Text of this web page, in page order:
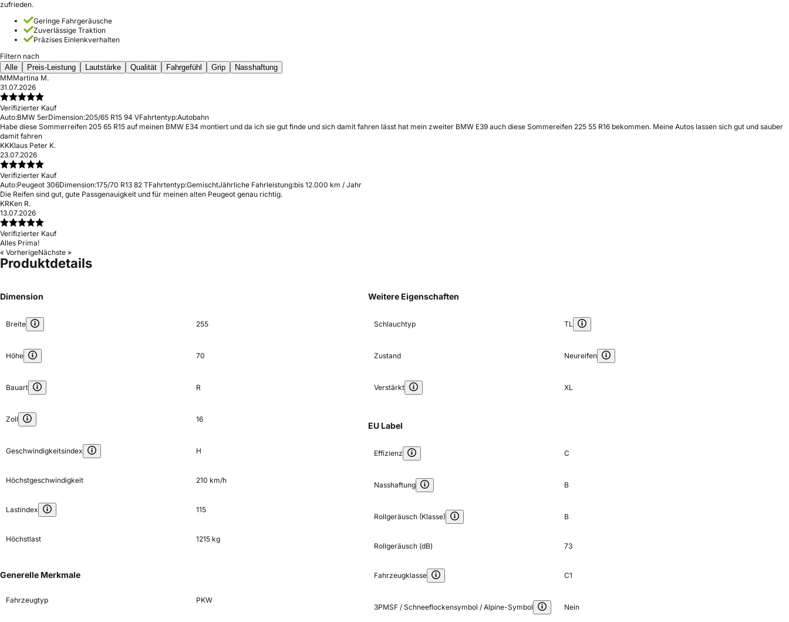
zufrieden.
Geringe Fahrgeräusche
Zuverlässige Traktion
Präzises Einlenkverhalten
Filtern nach
Alle
Preis-Leistung Lautstärke Qualität Fahrgefühl Grip
Nasshaftung
MMMartina M.
31.07.2026
Verifizierter Kauf
Auto:BMW 5erDimension:205/65 R15 94 VFahrtentyp:Autobahn
Habe diese Sommerreifen 205 65 R15 auf meinen BMW E34 montiert und da ich sie gut finde und sich damit fahren lässt hat mein zweiter BMW E39 auch diese Sommereifen 225 55 R16 bekommen. Meine Autos lassen sich gut und sauber
damit fahren
KKKlaus Peter K.
23.07.2026
Verifizierter Kauf
Auto:Peugeot 306Dimension:175/70 R13 82 TFahrtentyp:GemischtJährliche Fahrleistung:bis 12.000 km / Jahr
Die Reifen sind gut, gute Passgenauigkeit und für meinen alten Peugeot genau richtig.
KRKen R.
13.07.2026
Verifizierter Kauf
Alles Prima!
« VorherigeNächste »
Produktdetails
Dimension
Breite 255
Höhe 70
Bauart R
Zoll 16
Geschwindigkeitsindex H
Höchstgeschwindigkeit 210 km/h
Lastindex 115
Höchstlast 1215 kg
Generelle Merkmale
Fahrzeugtyp PKW
Weitere Eigenschaften
Schlauchtyp TL
Zustand Neureifen
Verstärkt XL
EU Label
Effizienz C
Nasshaftung B
Rollgeräusch (Klasse) B
Rollgeräusch (dB) 73
Fahrzeugklasse C1
3PMSF / Schneeflockensymbol / Alpine-Symbol Nein